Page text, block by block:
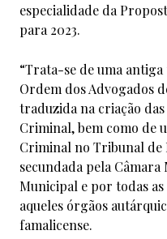
especialidade da
para 2023.
“Trata-se de uma
Ordem dos Advogados
traduzida na criação
Criminal, bem como de
Criminal no Tribunal de
secundada pela Câmara
Municipal e por todas
aqueles órgãos
famalicense.